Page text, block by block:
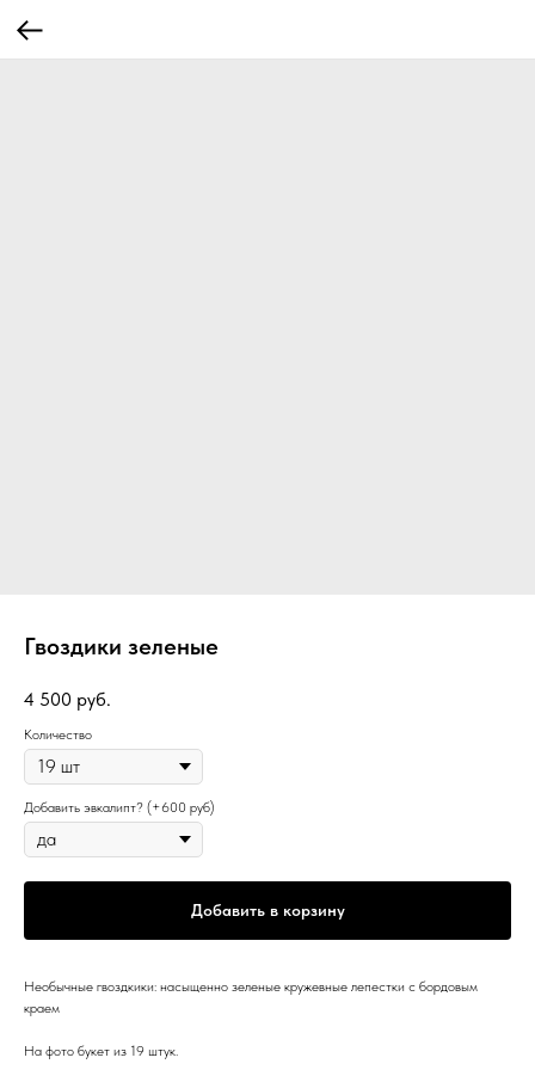
Гвоздики зеленые
4 500 руб.
Количество
Добавить эвкалипт? (+600 руб)
Добавить в корзину
Необычные гвоздкики: насыщенно зеленые кружевные лепестки с бордовым
краем
На фото букет из 19 штук.